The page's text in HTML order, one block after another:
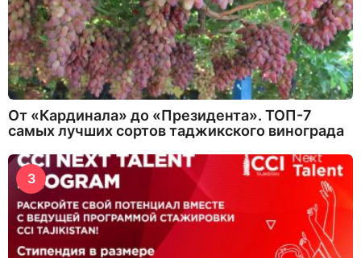
От «Кардинала» до «Президента». ТОП-7
самых лучших сортов таджикского винограда
3